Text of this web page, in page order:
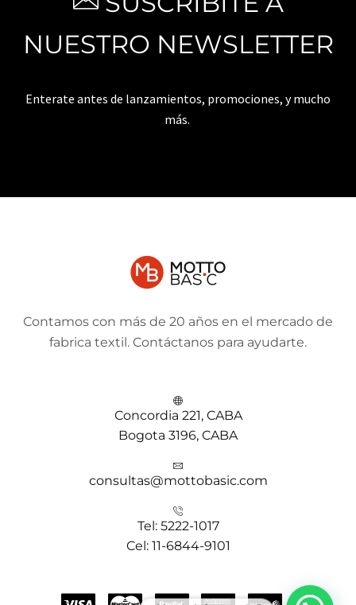
NUESTRO NEWSLETTER
Enterate antes de lanzamientos, promociones, y mucho
más.
Contamos con más de 20 años en el mercado de
fabrica textil. Contáctanos para ayudarte.
Concordia 221, CABA
Bogota 3196, CABA
consultas@mottobasic.com
Tel: 5222-1017
Cel: 11-6844-9101